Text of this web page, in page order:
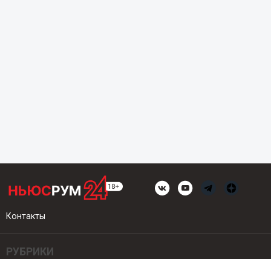
Контакты
РУБРИКИ